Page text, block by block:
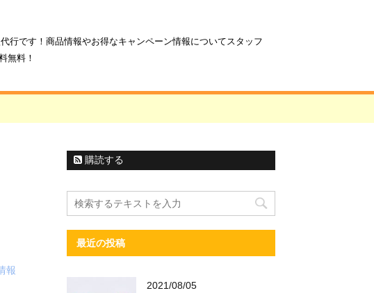
行です！商品情報やお得なキャンペーン情報についてスタッフ
無料！
報
購読する
最近の投稿
2021/08/05